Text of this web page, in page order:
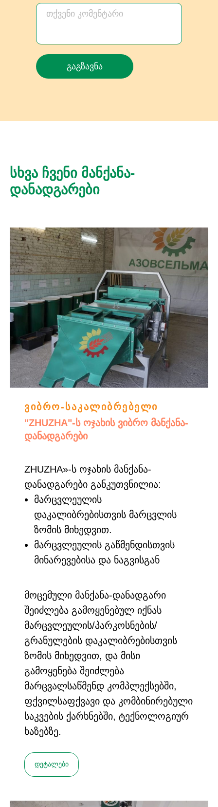
გაგზავნა
სხვა ჩვენი მანქანა-
დანადგარები
ვიბრო-საკალიბრებელი
"ZHUZHA"-ს ოჯახის ვიბრო მანქანა-
დანადგარები
ZHUZHA»-ს ოჯახის მანქანა-
დანადგარები განკუთვნილია:
მარცვლეულის
დაკალიბრებისთვის მარცვლის
ზომის მიხედვით.
მარცვლეულის გაწმენდისთვის
მინარევებისა და ნაგვისგან
მოცემული მანქანა-დანადგარი
შეიძლება გამოყენებულ იქნას
მარცვლეულის/პარკოსნების/
გრანულების დაკალიბრებისთვის
ზომის მიხედვით, და მისი
გამოყენება შეიძლება
მარცვალსაწმენდ კომპლექსებში,
ფქვილსაფქვავი და კომბინირებული
საკვების ქარხნებში, ტექნოლოგიურ
ხაზებზე.
დეტალები